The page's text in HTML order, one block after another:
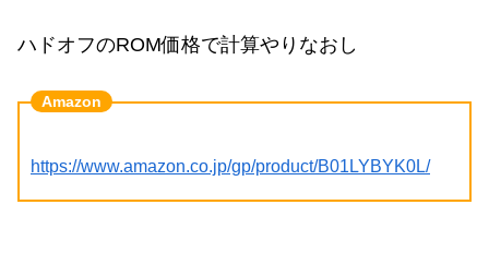
ハドオフのROM価格で計算やりなおし
https://www.amazon.co.jp/gp/product/B01LYBYK0L/